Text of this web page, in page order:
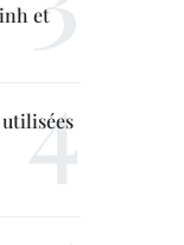
et